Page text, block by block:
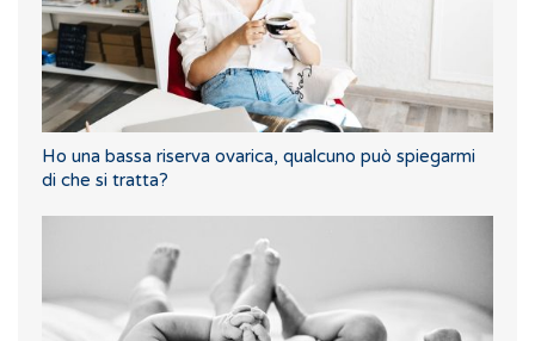
Ho una bassa riserva ovarica, qualcuno può spiegarmi
di che si tratta?